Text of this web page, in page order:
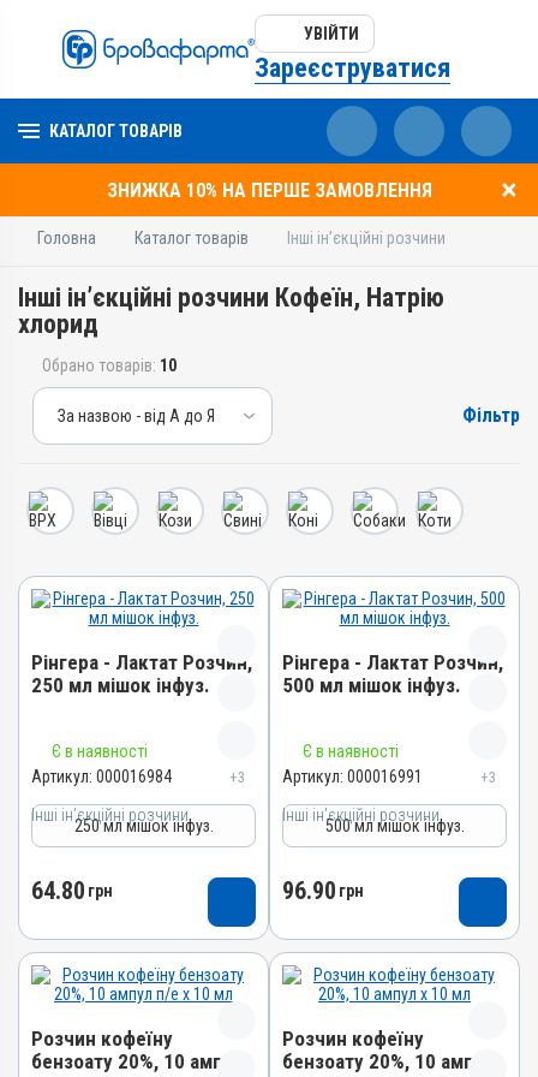
УВІЙТИ
Зареєструватися
КАТАЛОГ ТОВАРІВ
ЗНИЖКА 10% НА ПЕРШЕ ЗАМОВЛЕННЯ
Головна Каталог товарів Інші ін’єкційні розчини
Інші ін’єкційні розчини Кофеїн, Натрію
хлорид
Обрано товарів: 10
За назвою - від А до Я
За ціною – від дорогих
Фільтр
Інші ін’єкційні розчини
Рінгера - Лактат Розчин,
250 мл мішок інфуз.
+3
Назва препарату
Рінгера - Лактат Розчин
Артикул
000016984
4820012504732
AB-09391-01-20
Групи препаратів
Лікарська форма
Є в наявності
Артикул: 000016984
250 мл мішок інфуз.
64.80 грн
Інші ін’єкційні розчини
Рінгера - Лактат Розчин,
500 мл мішок інфуз.
+3
Назва препарату
Рінгера - Лактат Розчин
Артикул
000016991
4820012504749
AB-09391-01-20
Групи препаратів
Лікарська форма
Є в наявності
Артикул: 000016991
500 мл мішок інфуз.
96.90 грн
Розчин кофеїну
бензоату 20%, 10 ампул
Розчин кофеїну
бензоату 20%, 10 ампул